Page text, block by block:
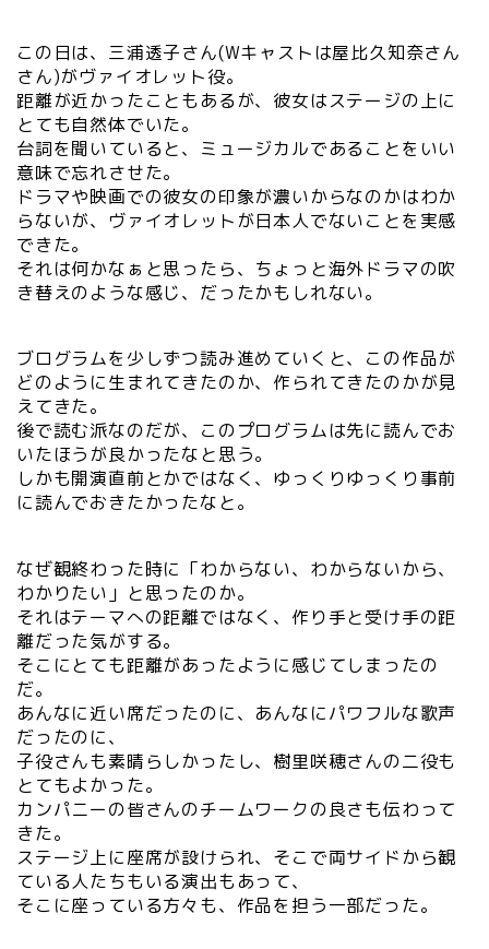
この日は、三浦透子さん(Wキャストは屋比久知奈さん
さん)がヴァイオレット役。
距離が近かったこともあるが、彼女はステージの上に
とても自然体でいた。
台詞を聞いていると、ミュージカルであることをいい
意味で忘れさせた。
ドラマや映画での彼女の印象が濃いからなのかはわか
らないが、ヴァイオレットが日本人でないことを実感
できた。
それは何かなぁと思ったら、ちょっと海外ドラマの吹
き替えのような感じ、だったかもしれない。
ブログラムを少しずつ読み進めていくと、この作品が
どのように生まれてきたのか、作られてきたのかが見
えてきた。
後で読む派なのだが、このプログラムは先に読んでお
いたほうが良かったなと思う。
しかも開演直前とかではなく、ゆっくりゆっくり事前
に読んでおきたかったなと。
なぜ観終わった時に「わからない、わからないから、
わかりたい」と思ったのか。
それはテーマへの距離ではなく、作り手と受け手の距
離だった気がする。
そこにとても距離があったように感じてしまったの
だ。
あんなに近い席だったのに、あんなにパワフルな歌声
だったのに、
子役さんも素晴らしかったし、樹里咲穂さんの二役も
とてもよかった。
カンパニーの皆さんのチームワークの良さも伝わって
きた。
ステージ上に座席が設けられ、そこで両サイドから観
ている人たちもいる演出もあって、
そこに座っている方々も、作品を担う一部だった。